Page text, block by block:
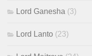
Lord Ganesha (3)
Lord Lanto (23)